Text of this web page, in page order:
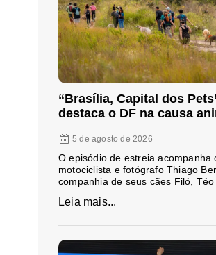
“Brasília, Capital dos
destaca o DF na causa
5 de agosto de 2026
O episódio de estreia acompanha
motociclista e fotógrafo Thiago
companhia de seus cães Filó,
Leia mais...